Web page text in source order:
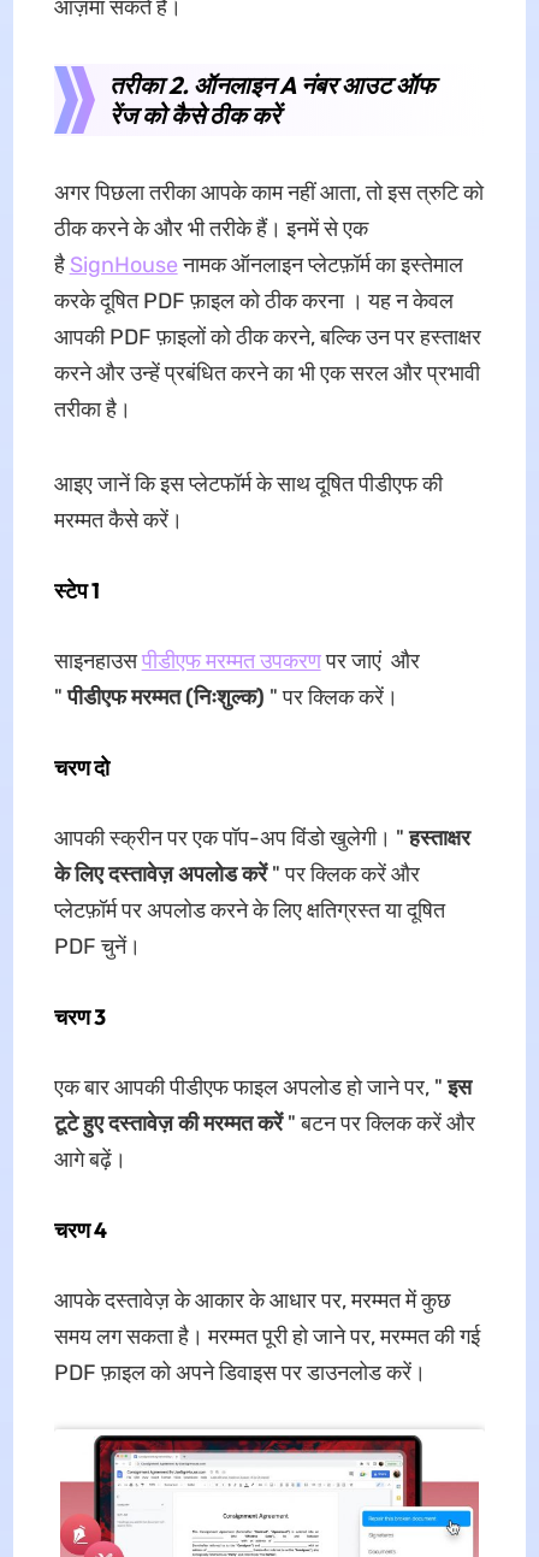
आज़मा सकते हैं।
तरीका 2. ऑनलाइन A नंबर आउट ऑफ
रेंज को कैसे ठीक करें
अगर पिछला तरीका आपके काम नहीं आता, तो इस त्रुटि को
ठीक करने के और भी तरीके हैं। इनमें से एक
है SignHouseनामक ऑनलाइन प्लेटफ़ॉर्म का इस्तेमाल
करके दूषित PDF फ़ाइल को ठीक करना । यह न केवल
आपकी PDF फ़ाइलों को ठीक करने, बल्कि उन पर हस्ताक्षर
करने और उन्हें प्रबंधित करने का भी एक सरल और प्रभावी
तरीका है।
आइए जानें कि इस प्लेटफॉर्म के साथ दूषित पीडीएफ की
मरम्मत कैसे करें।
स्टेप 1
साइनहाउसपीडीएफ मरम्मत उपकरणपर जाएं और
"पीडीएफ मरम्मत (निःशुल्क) " पर क्लिक करें।
चरण दो
आपकी स्क्रीन पर एक पॉप-अप विंडो खुलेगी। "हस्ताक्षर
के लिए दस्तावेज़ अपलोड करें" पर क्लिक करें और
प्लेटफ़ॉर्म पर अपलोड करने के लिए क्षतिग्रस्त या दूषित
PDF चुनें।
चरण 3
एक बार आपकी पीडीएफ फाइल अपलोड हो जाने पर, "इस
टूटे हुए दस्तावेज़ की मरम्मत करें" बटन पर क्लिक करें और
आगे बढ़ें।
चरण 4
आपके दस्तावेज़ के आकार के आधार पर, मरम्मत में कुछ
समय लग सकता है। मरम्मत पूरी हो जाने पर, मरम्मत की गई
PDF फ़ाइल को अपने डिवाइस पर डाउनलोड करें।